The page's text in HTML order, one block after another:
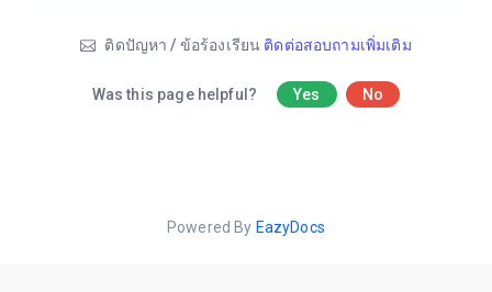
ติดปัญหา / ข้อร้องเรียน ติดต่อสอบถามเพิ่มเติม
Was this page helpful? Yes No
Powered By EazyDocs